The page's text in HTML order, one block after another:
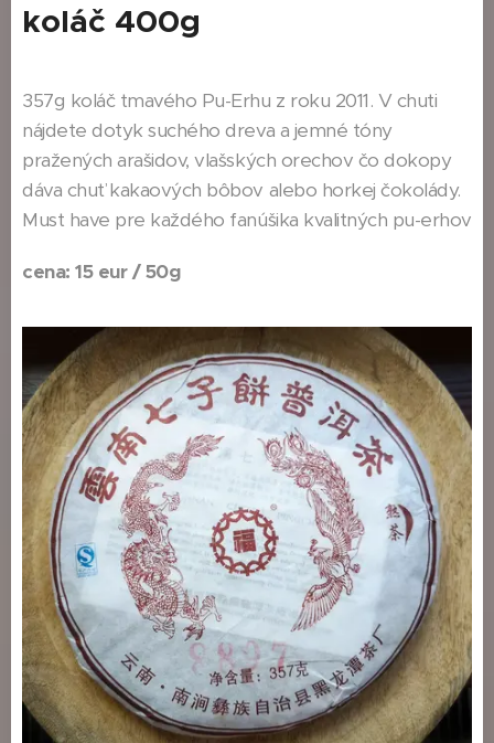
koláč 400g
357g koláč tmavého Pu-Erhu z roku 2011. V chuti
nájdete dotyk suchého dreva a jemné tóny
pražených arašidov, vlašských orechov čo dokopy
dáva chuť kakaových bôbov alebo horkej čokolády.
Must have pre každého fanúšika kvalitných pu-erhov
cena: 15 eur / 50g